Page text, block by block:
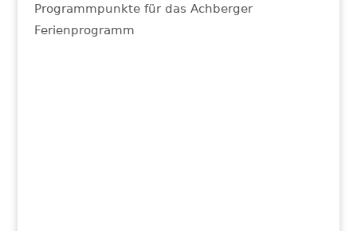
Programmpunkte für das Achberger
Ferienprogramm